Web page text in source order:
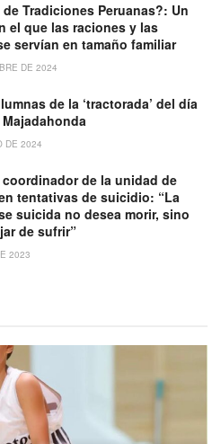
Tradiciones Peruanas?: Un
el que las raciones y las
servían en tamaño familiar
DE 2024
de la ‘tractorada’ del día
DE 2024
de la unidad de
tentativas de suicidio: “La
suicida no desea morir, sino
de sufrir”
2023